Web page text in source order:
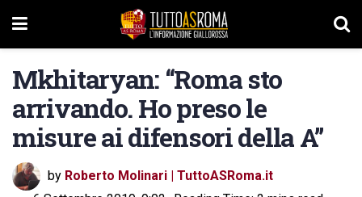
Mkhitaryan: “Roma sto
arrivando. Ho preso le
misure ai difensori della A”
by Roberto Molinari | TuttoASRoma.it